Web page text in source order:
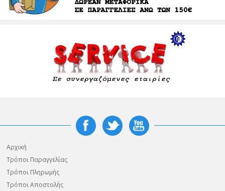
Αρχική
Τρόποι Παραγγελίας
Τρόποι Πληρωμής
Τρόποι Αποστολής